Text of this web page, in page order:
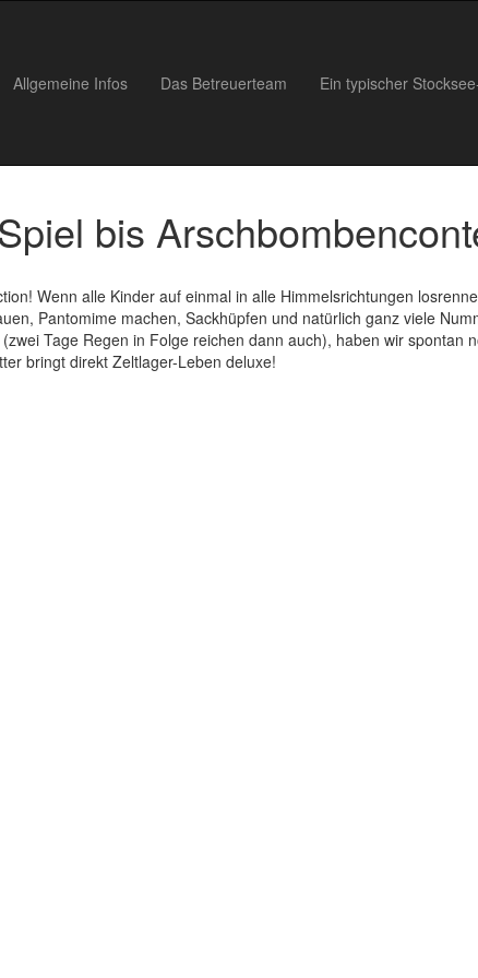
Allgemeine Infos Das Betreuerteam Ein typischer
bis
Wenn alle Kinder auf einmal in alle Himmelsrichtungen
Pantomime machen, Sackhüpfen und natürlich ganz viele
Tage Regen in Folge reichen dann auch), haben wir spontan
bringt direkt Zeltlager-Leben deluxe!